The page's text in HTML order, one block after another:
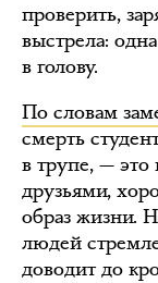
проверить,
выстрела:
в голову.
По словам
смерть
в трупе, —
друзьями,
образ жизни.
людей
доводит до